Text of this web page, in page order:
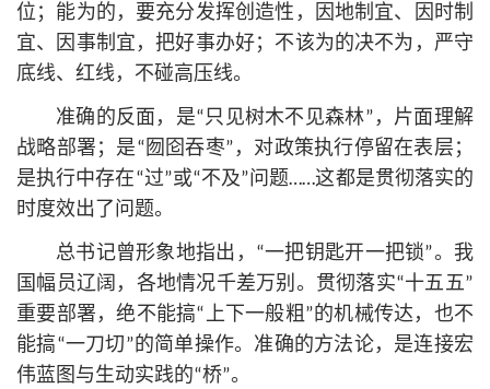
位；能为的，要充分发挥创造性，因地制宜、因时制
宜、因事制宜，把好事办好；不该为的决不为，严守
底线、红线，不碰高压线。
准确的反面，是“只见树木不见森林”，片面理解
战略部署；是“囫囵吞枣”，对政策执行停留在表层；
是执行中存在“过”或“不及”问题……这都是贯彻落实的
时度效出了问题。
总书记曾形象地指出，“一把钥匙开一把锁”。我
国幅员辽阔，各地情况千差万别。贯彻落实“十五五”
重要部署，绝不能搞“上下一般粗”的机械传达，也不
能搞“一刀切”的简单操作。准确的方法论，是连接宏
伟蓝图与生动实践的“桥”。